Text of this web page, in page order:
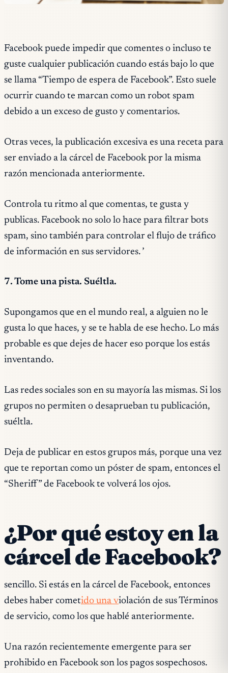
Facebook puede impedir que comentes o incluso te
guste cualquier publicación cuando estás bajo lo que
se llama “Tiempo de espera de Facebook”. Esto suele
ocurrir cuando te marcan como un robot spam
debido a un exceso de gusto y comentarios.
Otras veces, la publicación excesiva es una receta para
ser enviado a la cárcel de Facebook por la misma
razón mencionada anteriormente.
Controla tu ritmo al que comentas, te gusta y
publicas. Facebook no solo lo hace para filtrar bots
spam, sino también para controlar el flujo de tráfico
de información en sus servidores. ’
7. Tome una pista. Suéltla.
Supongamos que en el mundo real, a alguien no le
gusta lo que haces, y se te habla de ese hecho. Lo más
probable es que dejes de hacer eso porque los estás
inventando.
Las redes sociales son en su mayoría las mismas. Si los
grupos no permiten o desaprueban tu publicación,
suéltla.
Deja de publicar en estos grupos más, porque una vez
que te reportan como un póster de spam, entonces el
“Sheriff” de Facebook te volverá los ojos.
¿Por qué estoy en la
cárcel de Facebook?
sencillo. Si estás en la cárcel de Facebook, entonces
debes haber cometido una violación de sus Términos
de servicio, como los que hablé anteriormente.
Una razón recientemente emergente para ser
prohibido en Facebook son los pagos sospechosos.